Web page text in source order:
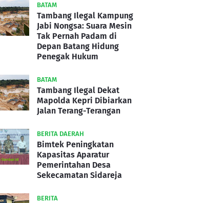
BATAM
Tambang Ilegal Kampung
Jabi Nongsa: Suara Mesin
Tak Pernah Padam di
Depan Batang Hidung
Penegak Hukum
BATAM
Tambang Ilegal Dekat
Mapolda Kepri Dibiarkan
Jalan Terang-Terangan
BERITA DAERAH
Bimtek Peningkatan
Kapasitas Aparatur
Pemerintahan Desa
Sekecamatan Sidareja
BERITA